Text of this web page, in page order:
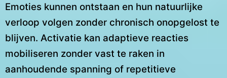
Emoties kunnen ontstaan en hun natuurlijke
verloop volgen zonder chronisch onopgelost te
blijven. Activatie kan adaptieve reacties
mobiliseren zonder vast te raken in
aanhoudende spanning of repetitieve